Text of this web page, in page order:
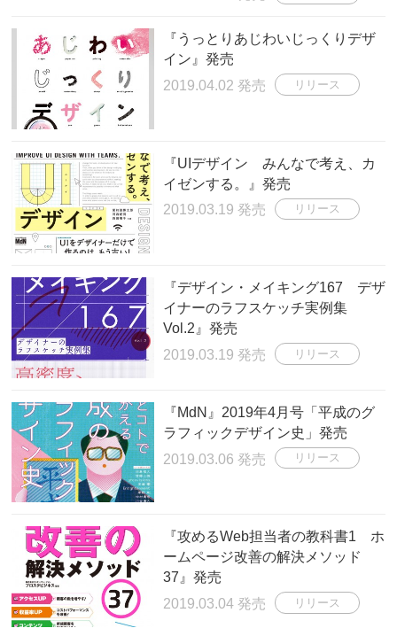
『うっとりあじわいじっくりデザ
イン』発売
2019.04.02 発売
リリース
『UIデザイン みんなで考え、カ
イゼンする。』発売
2019.03.19 発売
リリース
『デザイン・メイキング167 デザ
イナーのラフスケッチ実例集
Vol.2』発売
2019.03.19 発売
リリース
『MdN』2019年4月号「平成のグ
ラフィックデザイン史」発売
2019.03.06 発売
リリース
『攻めるWeb担当者の教科書1 ホ
ームページ改善の解決メソッド
37』発売
2019.03.04 発売
リリース